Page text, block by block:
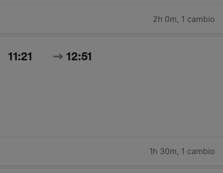
2h 0m, 1 cambio
11:21 12:51
1h 30m, 1 cambio